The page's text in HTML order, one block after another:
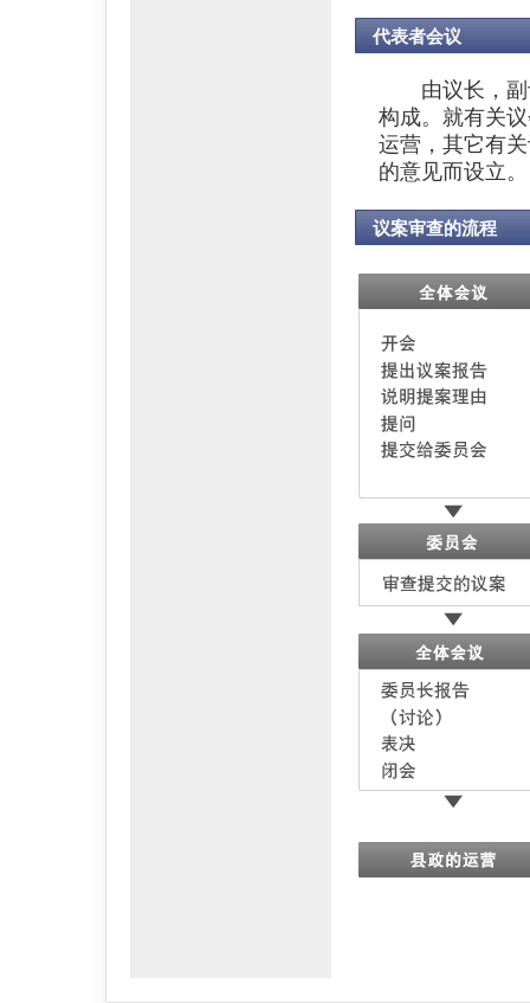
代表者会议
由议长，副
构成。就有关
运营，其它有
的意见而设立。
议案审查的流程